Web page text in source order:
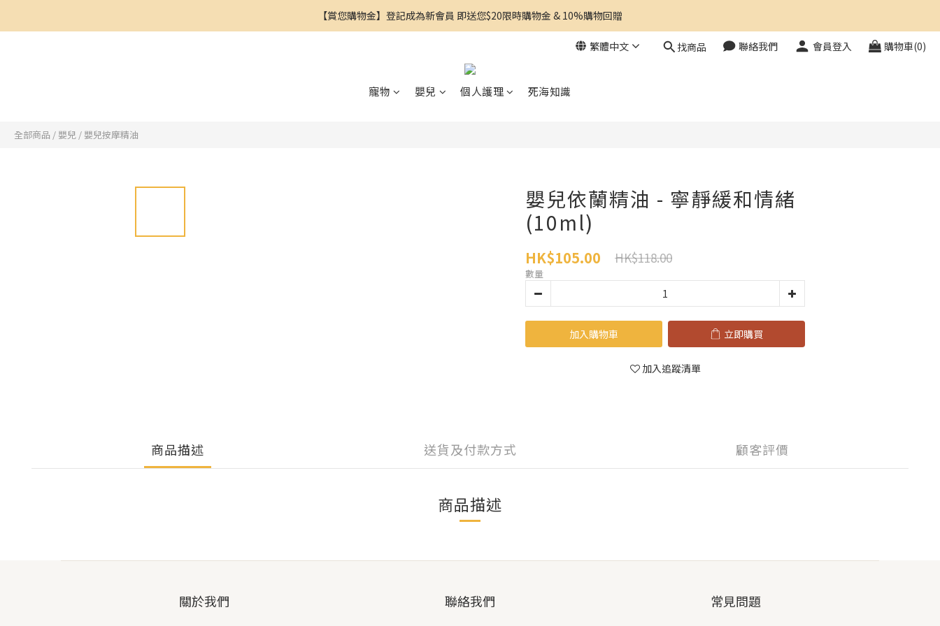
【賞您購物金】登記成為新會員 即送您$20限時購物金 & 10%購物回贈
繁體中文 找商品 聯絡我們 會員登入 購物車(0)
寵物 嬰兒 個人護理 死海知識
全部商品 / 嬰兒 / 嬰兒按摩精油
嬰兒依蘭精油 - 寧靜緩和情緒
(10ml)
HK$105.00 HK$118.00
數量
加入購物車 立即購買
加入追蹤清單
商品描述 送貨及付款方式 顧客評價
商品描述
立即購買
關於我們 聯絡我們 常見問題